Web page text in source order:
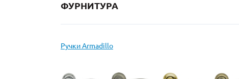
ФУРНИТУРА
Ручки Armadillo